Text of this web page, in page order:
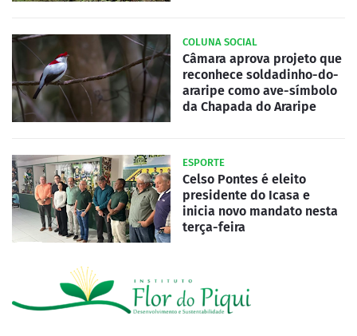
COLUNA SOCIAL
Câmara aprova projeto que
reconhece soldadinho-do-
araripe como ave-símbolo
da Chapada do Araripe
ESPORTE
Celso Pontes é eleito
presidente do Icasa e
inicia novo mandato nesta
terça-feira